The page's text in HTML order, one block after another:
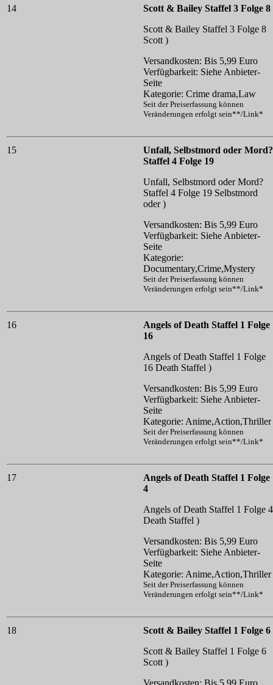
14
Scott & Bailey Staffel 3 Folge 8
Scott & Bailey Staffel 3 Folge 8
Scott )
Versandkosten: Bis 5,99 Euro
Verfügbarkeit: Siehe Anbieter-
Seite
Kategorie: Crime drama,Law
Seit der Preiserfassung können
Veränderungen erfolgt sein**/Link*
15
Unfall, Selbstmord oder Mord?
Staffel 4 Folge 19
Unfall, Selbstmord oder Mord?
Staffel 4 Folge 19 Selbstmord
oder )
Versandkosten: Bis 5,99 Euro
Verfügbarkeit: Siehe Anbieter-
Seite
Kategorie:
Documentary,Crime,Mystery
Seit der Preiserfassung können
Veränderungen erfolgt sein**/Link*
16
Angels of Death Staffel 1 Folge
16
Angels of Death Staffel 1 Folge
16 Death Staffel )
Versandkosten: Bis 5,99 Euro
Verfügbarkeit: Siehe Anbieter-
Seite
Kategorie: Anime,Action,Thriller
Seit der Preiserfassung können
Veränderungen erfolgt sein**/Link*
17
Angels of Death Staffel 1 Folge
4
Angels of Death Staffel 1 Folge 4
Death Staffel )
Versandkosten: Bis 5,99 Euro
Verfügbarkeit: Siehe Anbieter-
Seite
Kategorie: Anime,Action,Thriller
Seit der Preiserfassung können
Veränderungen erfolgt sein**/Link*
18
Scott & Bailey Staffel 1 Folge 6
Scott & Bailey Staffel 1 Folge 6
Scott )
Versandkosten: Bis 5,99 Euro